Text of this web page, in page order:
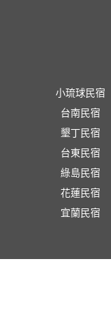
小琉球民宿
台南民宿
墾丁民宿
台東民宿
綠島民宿
花蓮民宿
宜蘭民宿